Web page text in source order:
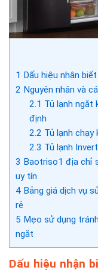
1 Dấu hiệu nhận
2 Nguyên nhân và
2.1 Tủ lạnh ngắt
định
2.2 Tủ lạnh chạy
2.3 Tủ lạnh
3 Baotriso1 địa chỉ
uy tín
4 Bảng giá dịch vụ
rẻ
5 Mẹo sử dụng
ngắt
Dấu hiệu nhận